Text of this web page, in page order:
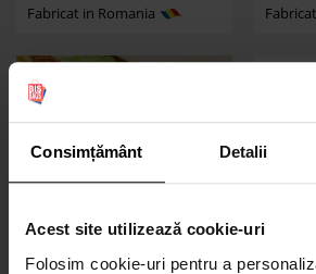
Consimțământ Detalii
Acest site utilizează cookie-uri
Folosim cookie-uri pentru a
Fabricat in Romania